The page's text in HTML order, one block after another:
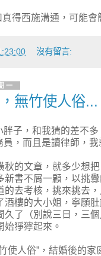
得西施溝通，可能會
沒有留言:
一
無竹使人俗...
胖子，和我猜的差不多
員，而且是讀律師，我
秋的文章，就多少想
新書不屑一顧，以挑
的去考核，挑來挑去
酒樓的大小姐，寧願
久了（別說三日，三
始猙獰起來。
使人俗”，結婚後的家